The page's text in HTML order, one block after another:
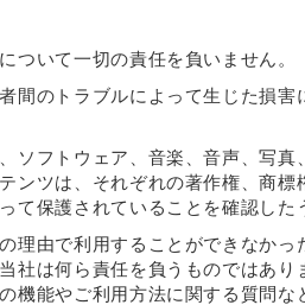
ついて一切の責任を負いません。
間のトラブルによって生じた損
ソフトウェア、音楽、音声、写
ンツは、それぞれの著作権、商
て保護されていることを確認した
理由で利用することができなかっ
社は何ら責任を負うものではあり
機能やご利用方法に関する質問な